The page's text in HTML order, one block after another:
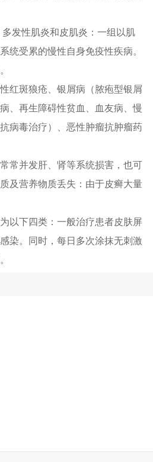
发性肌炎和皮肌炎：一组以肌
统受累的慢性自身免疫性疾病。
红斑狼疮、银屑病（脓疱型银屑
、再生障碍性贫血、血友病、慢
病毒治疗）、恶性肿瘤抗肿瘤药
常并发肝、肾等系统损害，也可
及营养物质丢失：由于皮癣大量
以下四类：一般治疗患者皮肤屏
染。同时，每日多次涂抹无刺激